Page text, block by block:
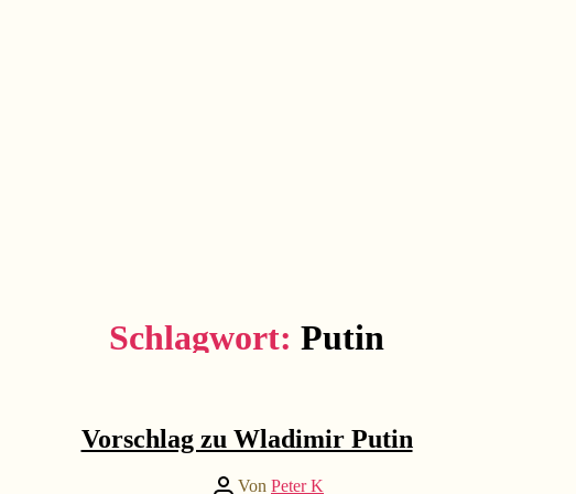
Schlagwort: Putin
Vorschlag zu Wladimir Putin
Beitragsautor
Von Peter K